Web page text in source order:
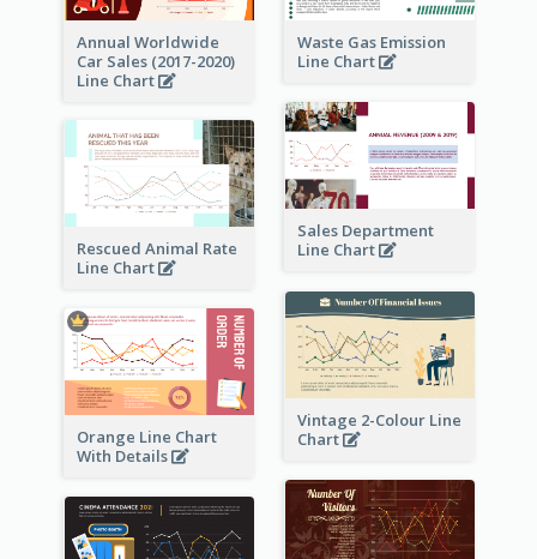
Annual Worldwide
Car Sales (2017-2020)
Line Chart
Waste Gas Emission
Line Chart
Sales Department
Line Chart
Rescued Animal Rate
Line Chart
Vintage 2-Colour Line
Chart
Orange Line Chart
With Details